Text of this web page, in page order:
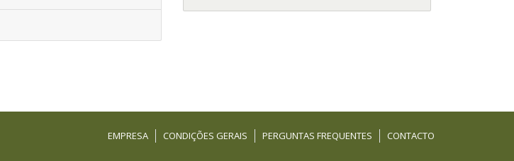
EMPRESA CONDIÇÕES GERAIS PERGUNTAS FREQUENTES CONTACTO